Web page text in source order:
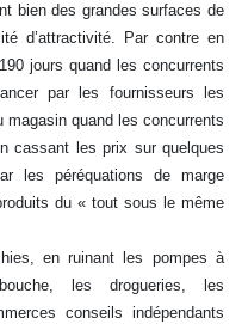
bien des grandes surfaces de
d’attractivité. Par contre en
jours quand les concurrents
par les fournisseurs les
quand les concurrents
cassant les prix sur quelques
les péréquations de marge
du « tout sous le même
en ruinant les pompes à
les drogueries, les
conseils indépendants